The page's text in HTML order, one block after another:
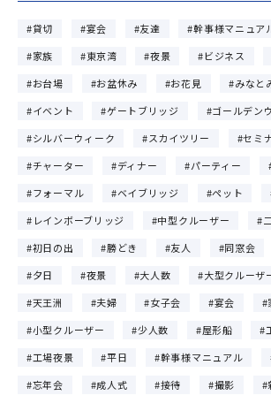
貸切 宴会 友達 幹事様マニュア
家族
東京湾 夜景 ビジネス
お台場
お盆休み お花見
みなと
イベント
ゲートブリッジ
ゴールデン
シルバーウィーク
スカイツリー
セミ
チャーター
ディナー パーティー
フォーマル
ベイブリッジ ペット
レインボーブリッジ
中型クルーザー
初日の出
勝どき 友人 同窓会
夕日
夜景 大人数 大型クルーザ
天王洲
夫婦 女子会 宴会
小型クルーザー
少人数 屋形船
工場夜景
平日 幹事様マニュアル
忘年会
成人式 接待 撮影